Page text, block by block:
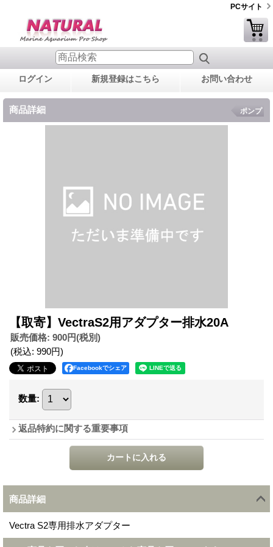
PCサイト
ログイン 新規登録はこちら お問い合わせ
商品詳細 ポンプ
【取寄】VectraS2用アダプター排水20A
販売価格: 900円(税別)
(税込: 990円)
Facebookでシェア
数量:
返品特約に関する重要事項
商品詳細
Vectra S2専用排水アダプター